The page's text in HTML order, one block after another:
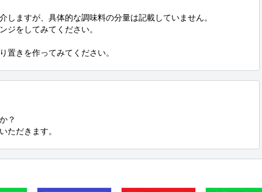
しますが、具体的な調味料の分量は記載していません。
ジをしてみてください。
置きを作ってみてください。
？
ただきます。